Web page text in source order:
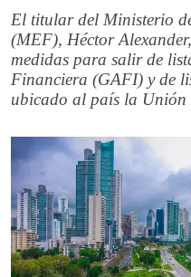
El titular del Ministerio
(MEF), Héctor
medidas para salir de
Financiera (GAFI) y de
ubicado al país la Unión